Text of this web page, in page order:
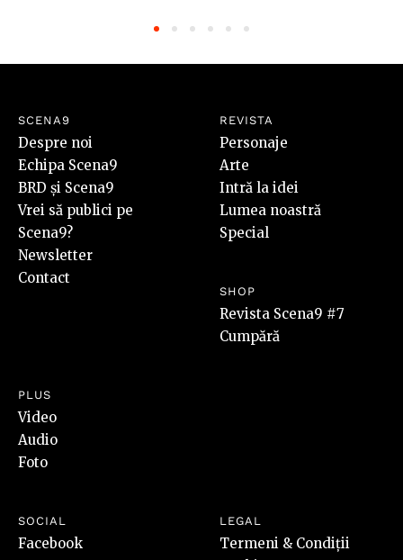
SCENA9
Despre noi
Echipa Scena9
BRD și Scena9
Vrei să publici pe
Scena9?
Newsletter
Contact
REVISTA
Personaje
Arte
Intră la idei
Lumea noastră
Special
SHOP
Revista Scena9 #7
Cumpără
PLUS
Video
Audio
Foto
SOCIAL
Facebook
LEGAL
Termeni & Condiții